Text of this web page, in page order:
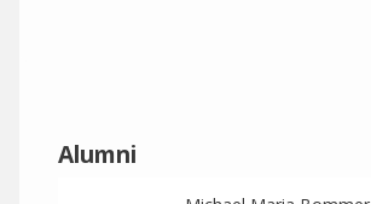
Alumni